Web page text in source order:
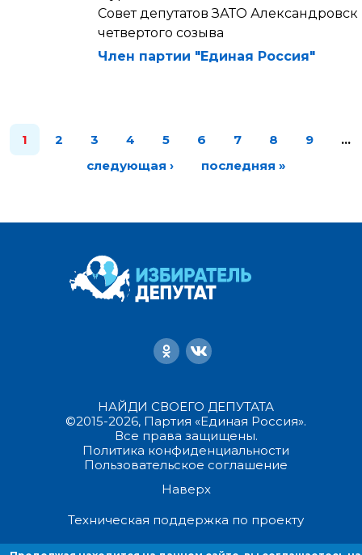
Совет депутатов ЗАТО Александровск
четвертого созыва
Член партии "Единая Россия"
1 2 3 4 5 6 7 8 9
…
следующая ›
последняя »
НАЙДИ СВОЕГО ДЕПУТАТА
©2015-2026, Партия «Единая Россия».
Все права защищены.
Политика конфиденциальности
Пользовательское соглашение
Наверх
Техническая поддержка по проекту